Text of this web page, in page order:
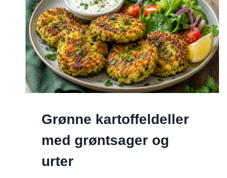
Grønne kartoffeldeller
med grøntsager og
urter